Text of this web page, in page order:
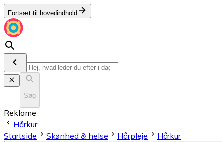
Fortsæt til hovedindhold
Søg
Reklame
Hårkur
Startside
Skønhed & helse Hårpleje Hårkur